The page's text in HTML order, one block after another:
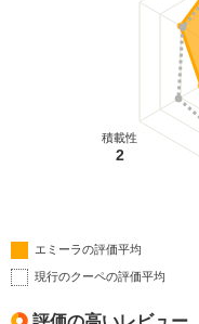
積載性
2
エミーラの評価平均
現行のクーペの評価平均